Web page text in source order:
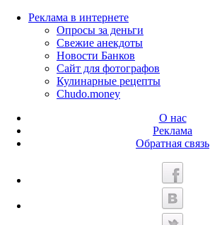
Реклама в интернете
Опросы за деньги
Свежие анекдоты
Новости Банков
Сайт для фотографов
Кулинарные рецепты
Chudo.money
О нас
Реклама
Обратная связь